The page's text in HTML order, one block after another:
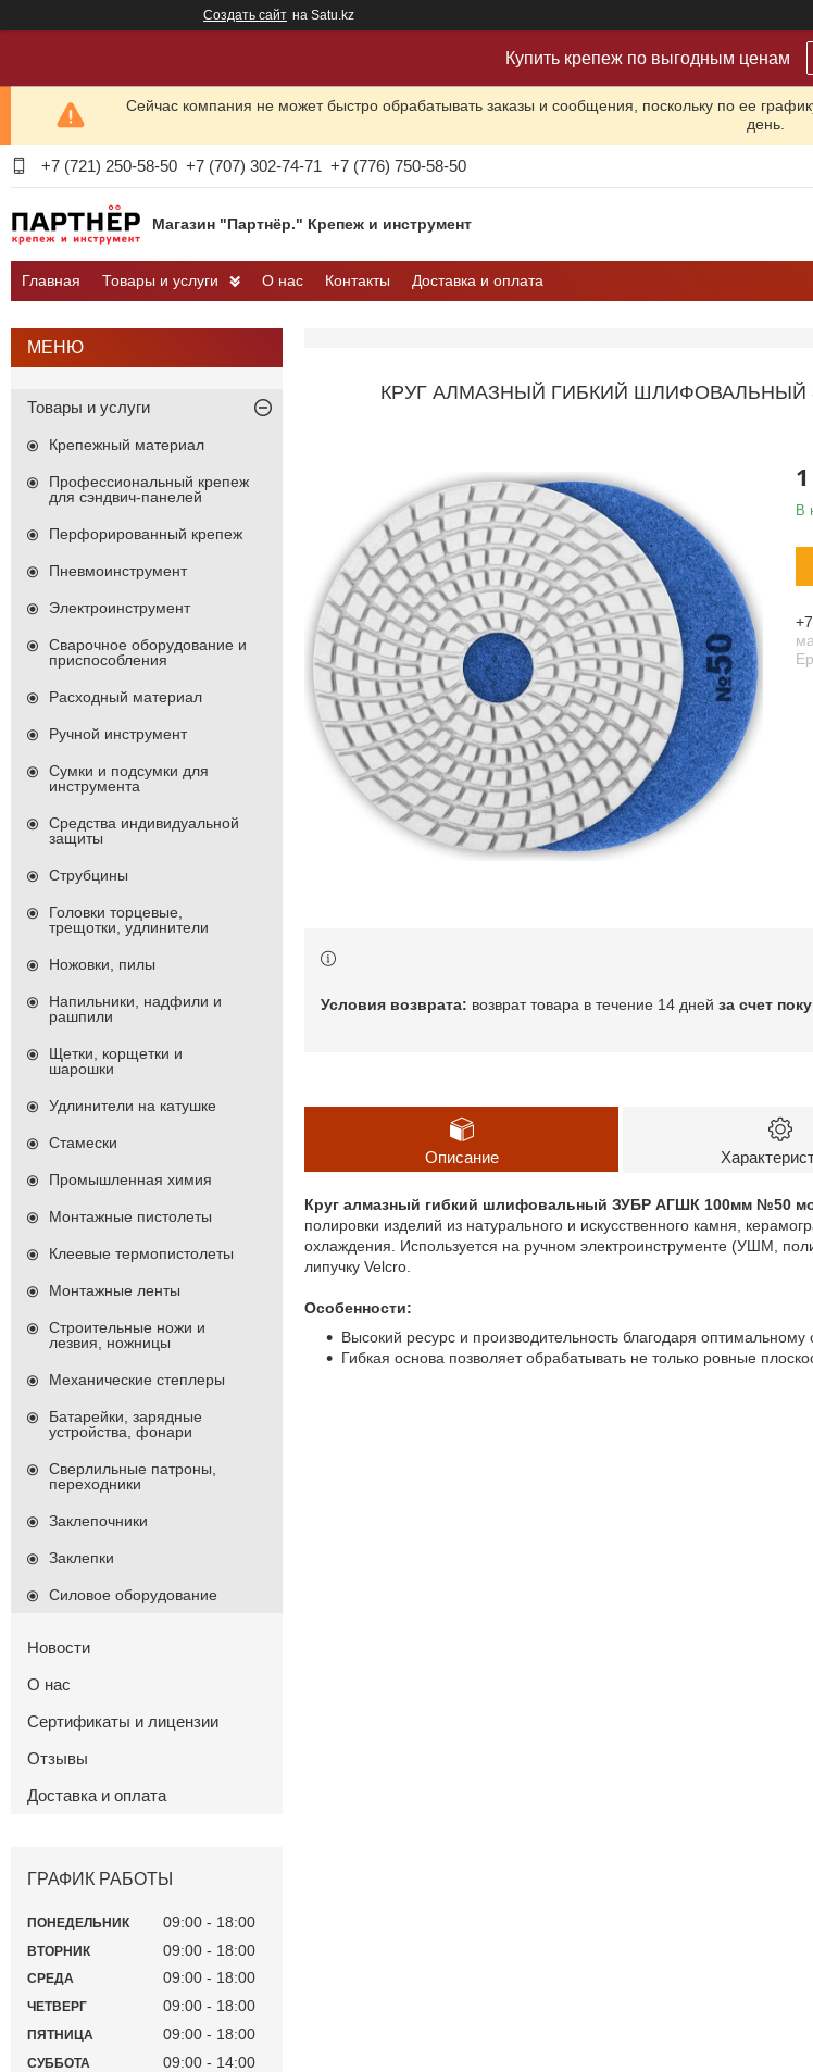
Создать сайт на Satu.kz
Купить крепеж по выгодным ценам
Сейчас компания не может быстро обрабатывать заказы и сообщения, поскольку по ее
день.
+7 (721) 250-58-50 +7 (707) 302-74-71 +7 (776) 750-58-50
Магазин "Партнёр." Крепеж и инструмент
Главная Товары и услуги О нас Контакты Доставка и оплата
КРУГ АЛМАЗНЫЙ ГИБКИЙ ШЛИФОВАЛЬНЫЙ
В
возврат товара в течение 14 дней за счет
Описание
Круг алмазный гибкий шлифовальный ЗУБР АГШК 100мм №50
полировки изделий из натурального и искусственного камня,
охлаждения. Используется на ручном электроинструменте (УШМ,
липучку Velcro.
Особенности:
Высокий ресурс и производительность благодаря
Гибкая основа позволяет обрабатывать не только ровные
Товары и услуги
Крепежный материал
Профессиональный крепеж
для сэндвич-панелей
Перфорированный крепеж
Пневмоинструмент
Электроинструмент
Сварочное оборудование и
приспособления
Расходный материал
Ручной инструмент
Сумки и подсумки для
инструмента
Средства индивидуальной
защиты
Струбцины
Головки торцевые,
трещотки, удлинители
Ножовки, пилы
Напильники, надфили и
рашпили
Щетки, корщетки и
шарошки
Удлинители на катушке
Стамески
Промышленная химия
Монтажные пистолеты
Клеевые термопистолеты
Монтажные ленты
Строительные ножи и
лезвия, ножницы
Механические степлеры
Батарейки, зарядные
устройства, фонари
Сверлильные патроны,
переходники
Заклепочники
Заклепки
Силовое оборудование
Новости
О нас
Сертификаты и лицензии
Отзывы
Доставка и оплата
ГРАФИК РАБОТЫ
ПОНЕДЕЛЬНИК 09:00 18:00
ВТОРНИК 09:00 18:00
СРЕДА 09:00 18:00
ЧЕТВЕРГ 09:00 18:00
ПЯТНИЦА 09:00 18:00
СУББОТА 09:00 14:00